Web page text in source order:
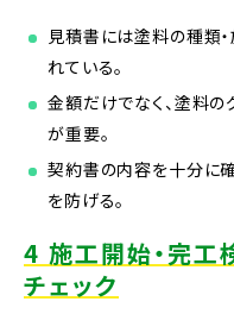
見積書には塗料の種類
れている。
金額だけでなく、塗料
が重要。
契約書の内容を十分に
を防げる。
4 施工開始・完工
チェック